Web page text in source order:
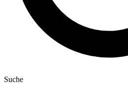
Suche